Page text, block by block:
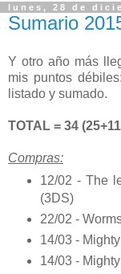
lunes, 28 de
Sumario
Y otro año más
mis puntos
listado y sumado.
TOTAL = 34
Compras:
12/02 - The
(3DS)
22/02 -
14/03 -
14/03 -